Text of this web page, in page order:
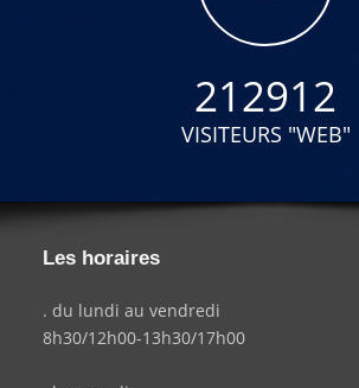
212912
VISITEURS "WEB"
Les horaires
. du lundi au vendredi
8h30/12h00-13h30/17h00